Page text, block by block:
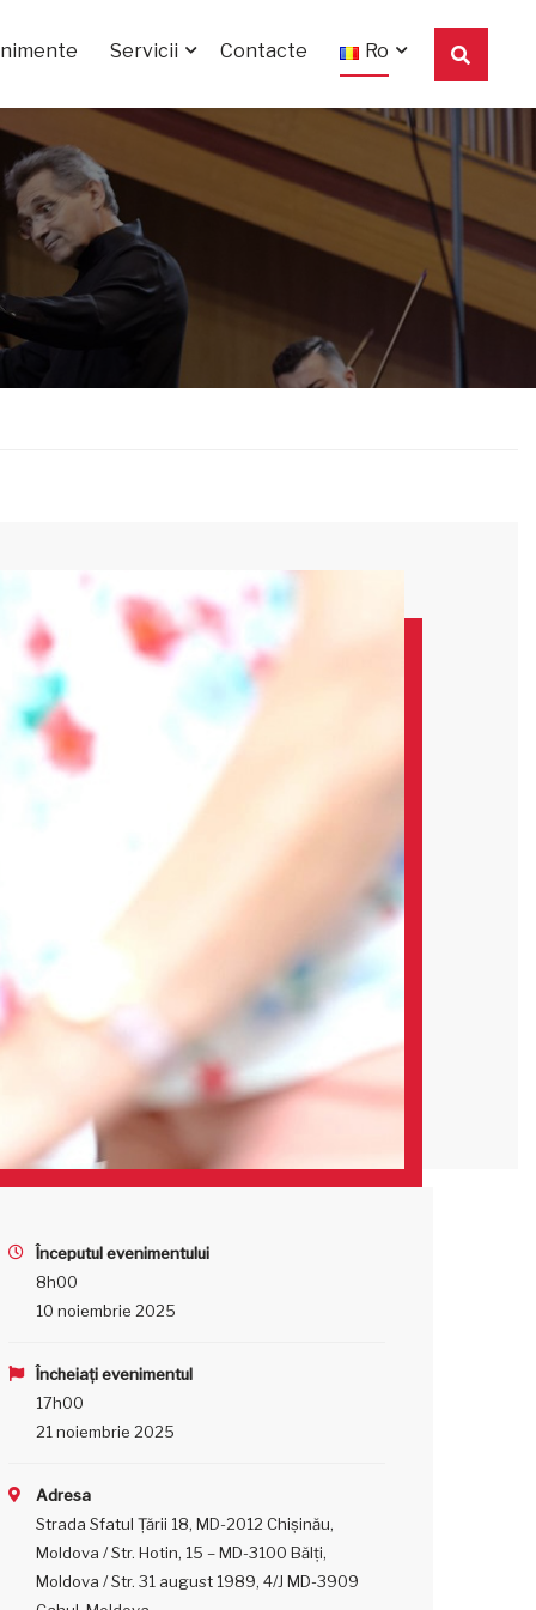
Servicii Contacte Ro
Începutul evenimentului
8h00
10 noiembrie 2025
Încheiați evenimentul
17h00
21 noiembrie 2025
Adresa
Strada Sfatul Țării 18, MD-2012 Chișinău,
Moldova / Str. Hotin, 15 – MD-3100 Bălţi,
Moldova / Str. 31 august 1989, 4/J MD-3909